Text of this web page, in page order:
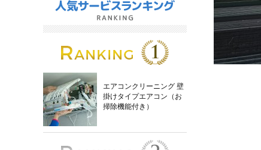
エアコンクリーニング 壁
掛けタイプエアコン（お
掃除機能付き）